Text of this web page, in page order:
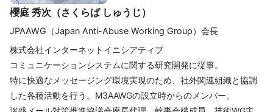
櫻庭 秀次（さくらば しゅうじ）
JPAAWG（Japan Anti-Abuse Working Group）会長
株式会社インターネットイニシアティブ
コミュニケーションシステムに関する研究開発に従事。
特に快適なメッセージング環境実現のため、社外関連組織と協調
した各種活動を行う。M3AAWGの設立時からのメンバー。